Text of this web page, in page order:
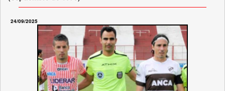
24/09/2025